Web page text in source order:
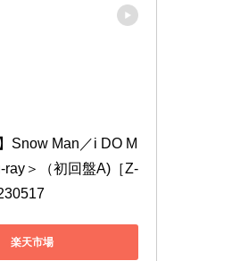
Snow Man／i DO M
ray＞（初回盤A)［Z-
楽天市場